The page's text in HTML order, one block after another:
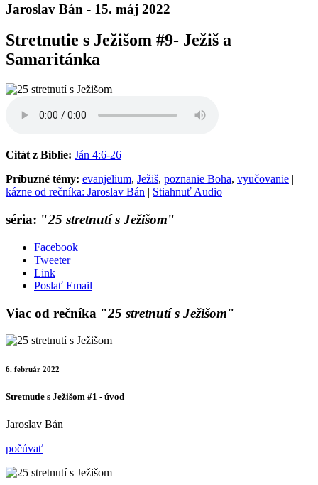
Jaroslav Bán - 15. máj 2022
Stretnutie s Ježišom #9- Ježiš a
Samaritánka
Citát z Biblie: Ján 4:6-26
Príbuzné témy: evanjelium, Ježiš, poznanie Boha, vyučovanie |
kázne od rečníka: Jaroslav Bán | Stiahnuť Audio
séria: "25 stretnutí s Ježišom"
Facebook
Tweeter
Link
Poslať Email
Viac od rečníka "25 stretnutí s Ježišom"
6. február 2022
Stretnutie s Ježišom #1 - úvod
Jaroslav Bán
počúvať